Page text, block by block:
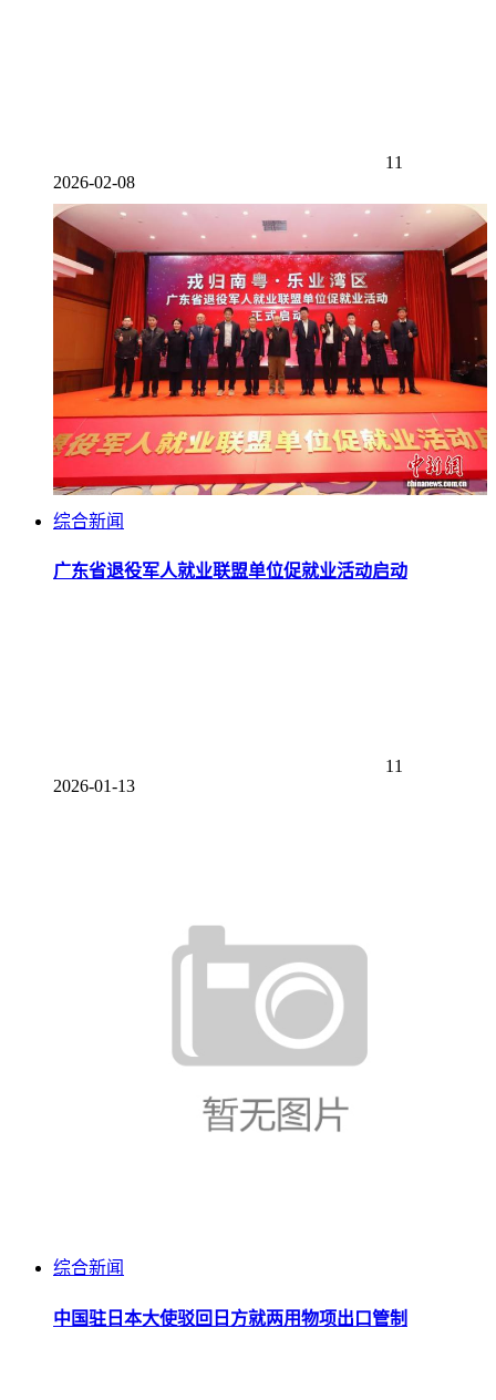
11
2026-02-08
综合新闻
广东省退役军人就业联盟单位促就业活动启动
11
2026-01-13
综合新闻
中国驻日本大使驳回日方就两用物项出口管制